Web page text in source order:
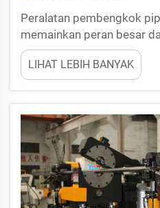
Peralatan pembengkok
memainkan peran besar
infrastruktur yang kokoh
perusahaan seperti
ini, mereka membantu
proyek seperti jembatan,
diselesaikan...
LIHAT LEBIH BANYAK